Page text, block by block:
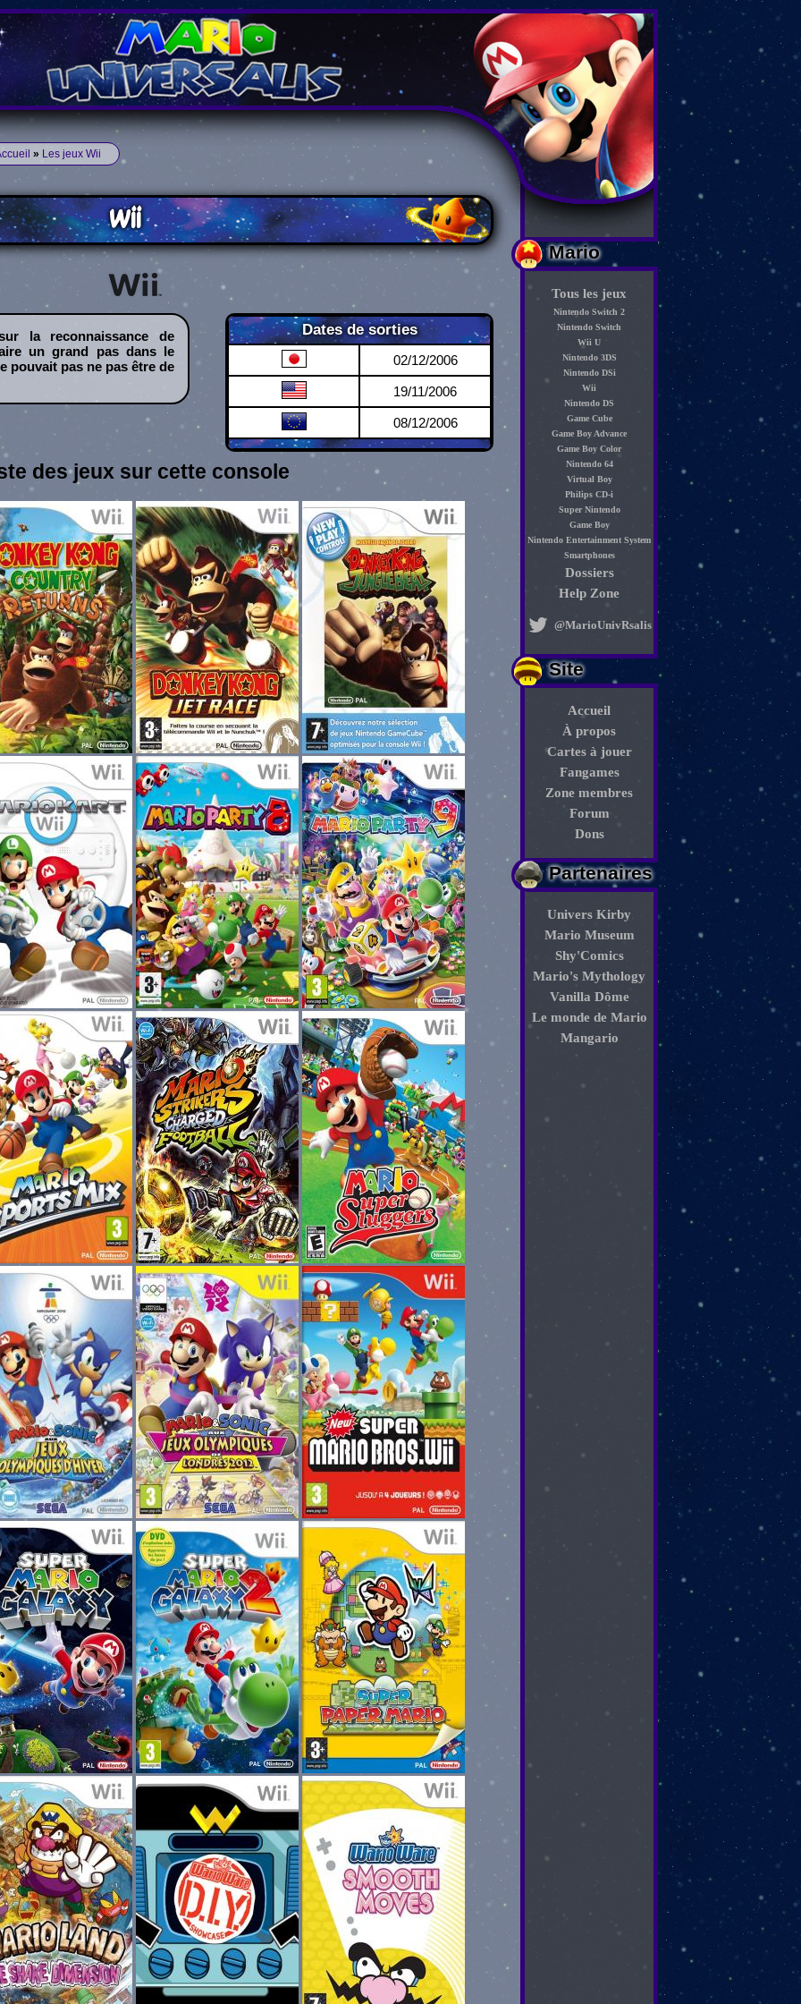
Mario
Tous les jeux
Nintendo Switch 2
Nintendo Switch
Wii U
Nintendo 3DS
Nintendo DSi
Wii
Nintendo DS
Game Cube
Game Boy Advance
Game Boy Color
Nintendo 64
Virtual Boy
Philips CD-i
Super Nintendo
Game Boy
Nintendo Entertainment System
Smartphones
Dossiers
Help Zone
@MarioUnivRsalis
Site
Accueil
À propos
Cartes à jouer
Fangames
Zone membres
Forum
Dons
Partenaires
Univers Kirby
Mario Museum
Shy'Comics
Mario's Mythology
Vanilla Dôme
Le monde de Mario
Mangario
» Les jeux Wii
Wii
Dates de sorties
02/12/2006
19/11/2006
08/12/2006
la reconnaissance de
un grand pas dans le
pouvait pas ne pas être de
des jeux sur cette console